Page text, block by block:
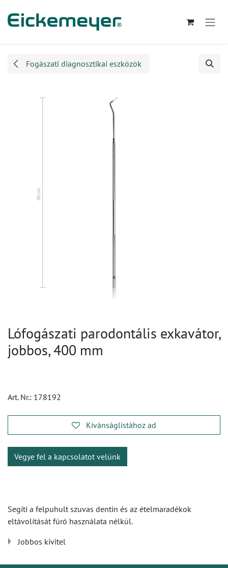
Fogászati diagnosztikai eszközök
Lófogászati parodontális exkavátor,
jobbos, 400 mm
Art. Nr.: 178192
Kívánságlistához ad
Vegye fel a kapcsolatot velünk
Segíti a felpuhult szuvas dentin és az ételmaradékok
eltávolítását fúró használata nélkül.
Jobbos kivitel